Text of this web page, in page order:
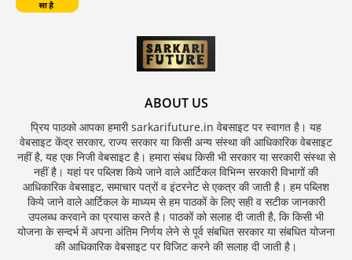
ABOUT US
प्रिय पाठको आपका हमारी sarkarifuture.in वेबसाइट पर स्वागत है। यह
वेबसाइट केंद्र सरकार, राज्य सरकार या किसी अन्य संस्था की आधिकारिक वेबसाइट
नहीं है, यह एक निजी वेबसाइट है। हमारा संबध किसी भी सरकार या सरकारी संस्था से
नहीं है। यहां पर पब्लिश किये जाने वाले आर्टिकल विभिन्न सरकारी विभागों की
आधिकारिक वेबसाइट, समाचार पत्रों व इंटरनेट से एकत्र की जाती है। हम पब्लिश
किये जाने वाले आर्टिकल के माध्यम से हम पाठकों के लिए सही व सटीक जानकारी
उपलब्ध करवाने का प्रयास करते है। पाठकों को सलाह दी जाती है, कि किसी भी
योजना के सन्दर्भ में अपना अंतिम निर्णय लेने से पूर्व संबधित सरकार या संबधित योजना
की आधिकारिक वेबसाइट पर विजिट करने की सलाह दी जाती है।